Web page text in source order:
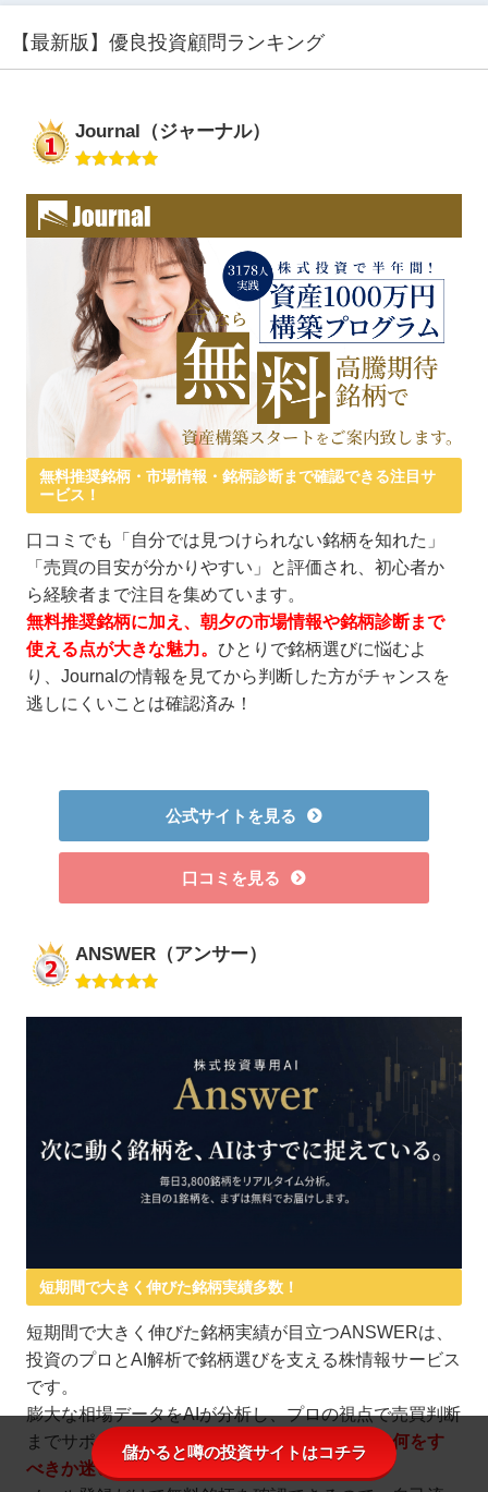
【最新版】優良投資顧問ランキング
Journal（ジャーナル）
無料推奨銘柄・市場情報・銘柄診断まで確認できる注目サ
ービス！
口コミでも「自分では見つけられない銘柄を知れた」
「売買の目安が分かりやすい」と評価され、初心者か
ら経験者まで注目を集めています。
無料推奨銘柄に加え、朝夕の市場情報や銘柄診断まで
使える点が大きな魅力。 ひとりで銘柄選びに悩むよ
り、Journalの情報を見てから判断した方がチャンスを
逃しにくいことは確認済み！
公式サイトを見る
口コミを見る
ANSWER（アンサー）
短期間で大きく伸びた銘柄実績多数！
短期間で大きく伸びた銘柄実績が目立つANSWERは、
投資のプロとAI解析で銘柄選びを支える株情報サービス
です。
膨大な相場データをAIが分析し、プロの視点で売買判断
までサポートしてくれるため、
初心者でも次に何をす
べきか迷いにくいのが魅力。
儲かると噂の投資サイトはコチラ